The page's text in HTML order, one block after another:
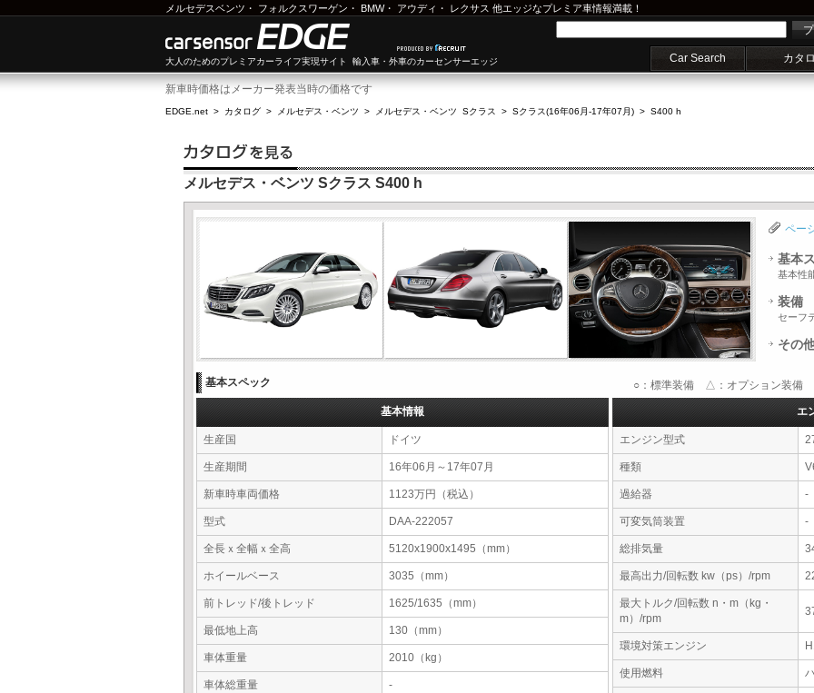
メルセデスベンツ ・ フォルクスワーゲン ・ BMW・ アウディ ・ レクサス 他エッジなプレミア車情報満載！
大人のためのプレミアカーライフ実現サイト 輸入車・外車のカーセンサーエッジ Car Search カタ
新車時価格はメーカー発表当時の価格です
EDGE.net > カタログ > メルセデス・ベンツ > メルセデス・ベンツ Sクラス > Sクラス(16年06月-17年07月) > S400 h
メルセデス・ベンツ Sクラス S400 h
ペー
基本
基本性
装備
セーフ
その
基本スペック ○：標準装備 △：オプション装備 -
基本情報
生産国 ドイツ
生産期間 16年06月～17年07月
新車時車両価格 1123万円（税込）
型式 DAA-222057
全長ｘ全幅ｘ全高 5120x1900x1495（mm）
ホイールベース 3035（mm）
前トレッド/後トレッド 1625/1635（mm）
最低地上高 130（mm）
車体重量 2010（kg）
車体総重量 -
エ
エンジン型式
種類
過給器 -
可変気筒装置 -
総排気量
最高出力/回転数 kw（ps）/rpm
最大トルク/回転数 n・m（kg・
m）/rpm
環境対策エンジン
使用燃料